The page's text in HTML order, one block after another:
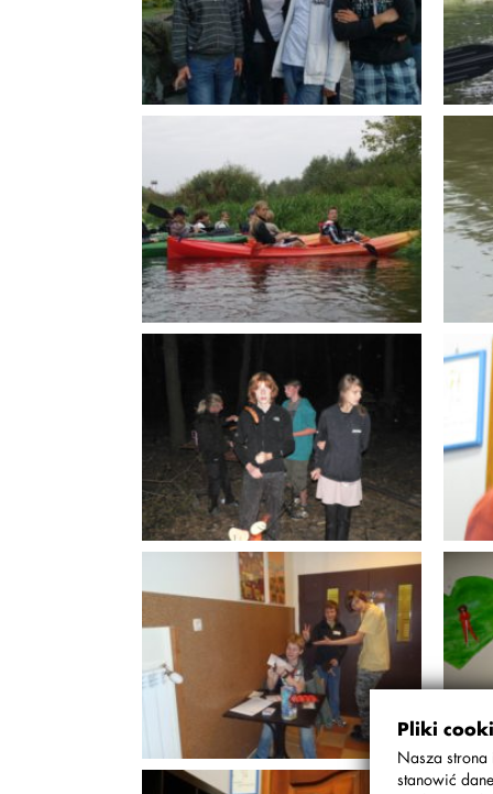
Pliki
Nasza
stanowić
11.09 Edukacja dla
bezpieczeństwa
11.09 Spływ kajakowy
08.10.2011
11.10 Wycieczka
Rowerowa
05.03.2012